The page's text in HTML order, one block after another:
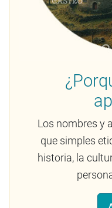
Los nombres y
que simples
historia, la